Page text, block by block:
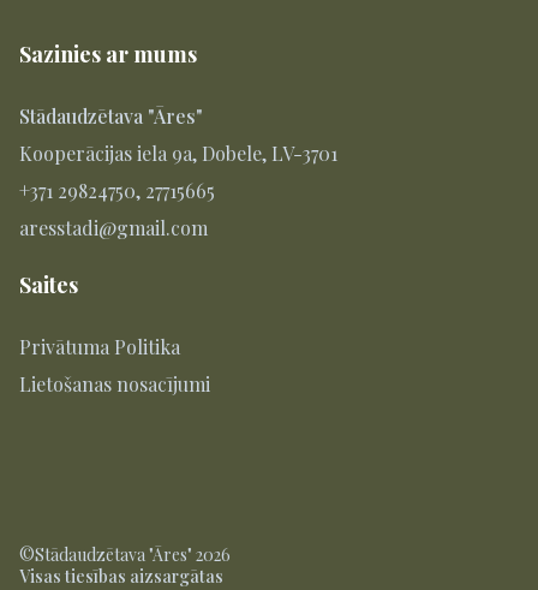
Sazinies ar mums
Stādaudzētava "Āres"
Kooperācijas iela 9a, Dobele, LV-3701
+371 29824750, 27715665
aresstadi@gmail.com
Saites
Privātuma Politika
Lietošanas nosacījumi
©Stādaudzētava "Āres" 2026
Visas tiesības aizsargātas